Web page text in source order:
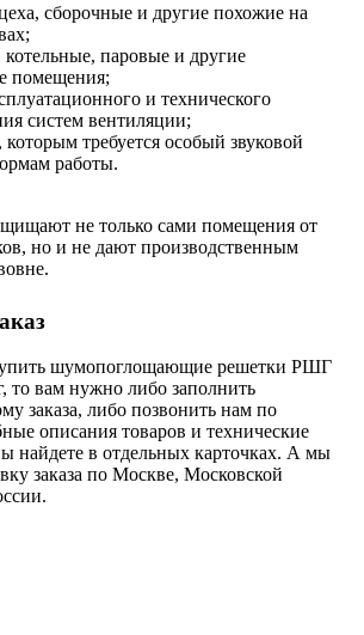
сборочные и другие похожие на
котельные, паровые и другие
помещения;
и технического
систем вентиляции;
требуется особый звуковой
работы.
не только сами помещения от
но и не дают производственным
шумопоглощающие решетки РШГ
то вам нужно либо заполнить
заказа, либо позвонить нам по
описания товаров и технические
найдете в отдельных карточках. А мы
заказа по Москве, Московской